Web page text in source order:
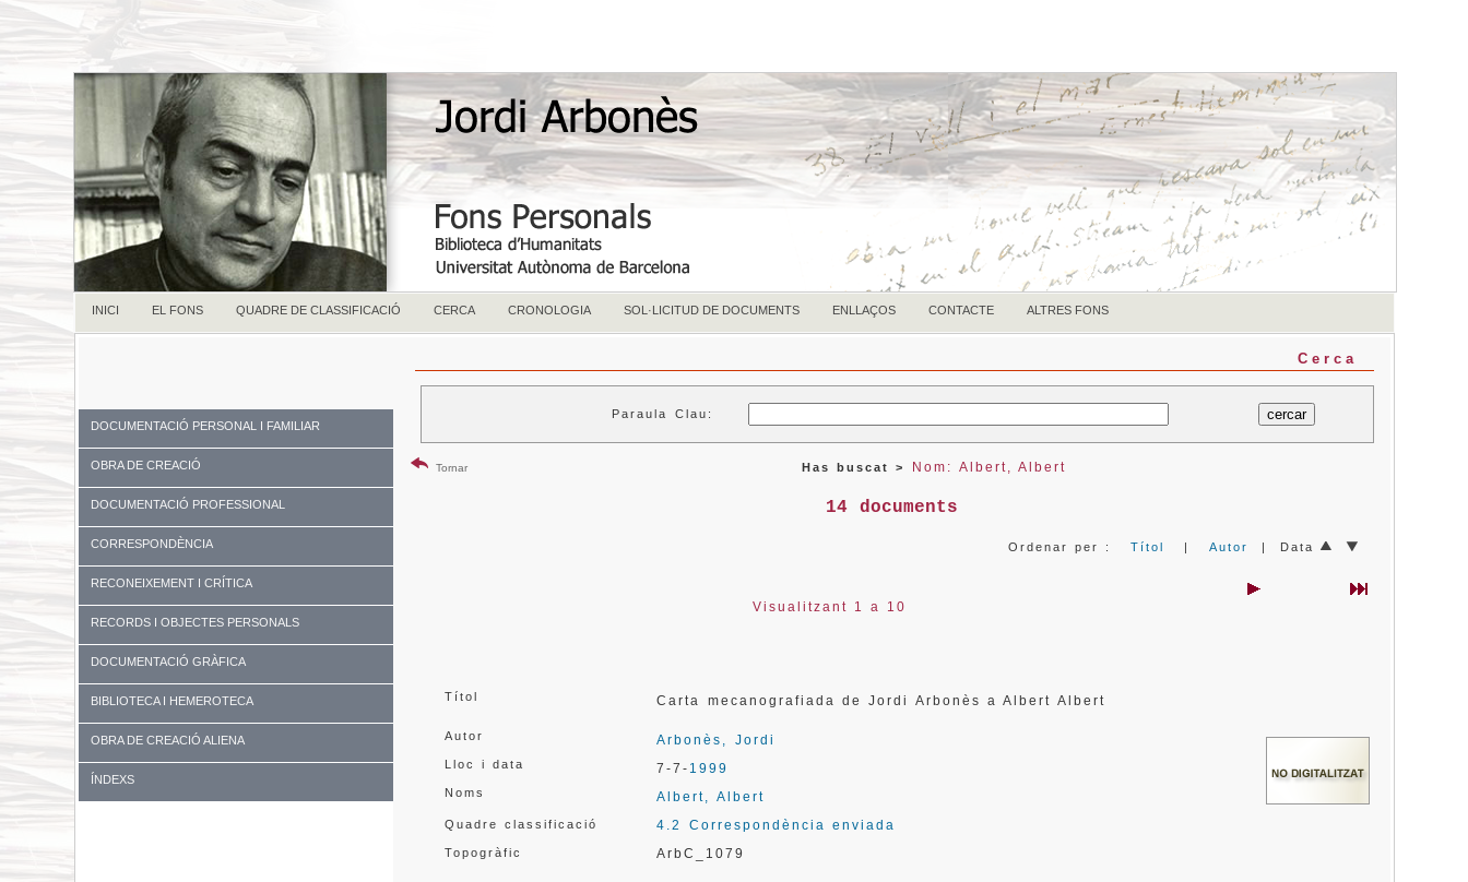
INICI EL FONS QUADRE DE CLASSIFICACIÓ CERCA CRONOLOGIA SOL·LICITUD DE DOCUMENTS ENLLAÇOS CONTACTE ALTRES FONS
DOCUMENTACIÓ PERSONAL I FAMILIAR
OBRA DE CREACIÓ
DOCUMENTACIÓ PROFESSIONAL
CORRESPONDÈNCIA
RECONEIXEMENT I CRÍTICA
RECORDS I OBJECTES PERSONALS
DOCUMENTACIÓ GRÀFICA
BIBLIOTECA I HEMEROTECA
OBRA DE CREACIÓ ALIENA
ÍNDEXS
Cerca
Paraula Clau:
Tornar Has buscat > Nom: Albert, Albert
14 documents
Ordenar per :Títol |Autor | Data
Visualitzant 1 a 10
Títol Carta mecanografiada de Jordi Arbonès a Albert Albert
Autor Arbonès, Jordi
Lloc i data 7-7- 1999
Noms Albert, Albert
Quadre classificació 4.2 Correspondència enviada
Topogràfic ArbC_1079